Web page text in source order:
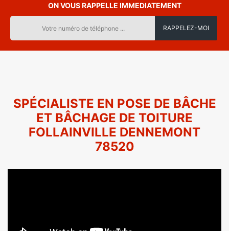
ON VOUS RAPPELLE IMMEDIATEMENT
SPÉCIALISTE EN POSE DE BÂCHE
ET BÂCHAGE DE TOITURE
FOLLAINVILLE DENNEMONT
78520